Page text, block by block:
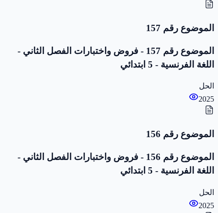
الموضوع رقم 157
الموضوع رقم 157 - فروض واختبارات الفصل الثاني -
اللغة الفرنسية - 5 ابتدائي
الحل
2025
الموضوع رقم 156
الموضوع رقم 156 - فروض واختبارات الفصل الثاني -
اللغة الفرنسية - 5 ابتدائي
الحل
2025